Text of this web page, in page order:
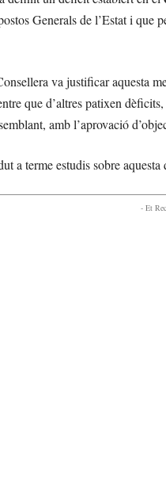
Generals de l’Estat i que
va justificar aquesta
que d’altres patixen
amb l’aprovació
a terme estudis sobre
- Et